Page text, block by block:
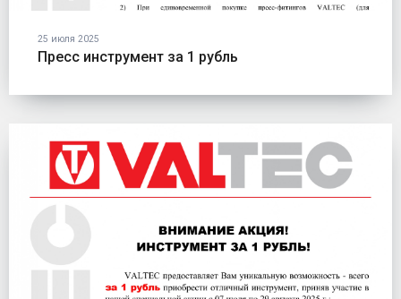
25 июля 2025
Пресс инструмент за 1 рубль